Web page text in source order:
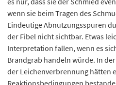
wenn sie beim Tragen des
Eindeutige Abnutzungsspuren
der Fibel nicht sichtbar. Etwas
Interpretation fallen, wenn es
Brandgrab handeln würde. In
der Leichenverbrennung hätten